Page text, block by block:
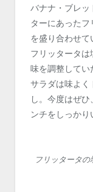
バナナ・ブレッ
ターにあった
を盛り合わせて
フリッタータ
味を調整して
サラダは味よく
し。今度はぜ
ンチをしっか
フリッタータ